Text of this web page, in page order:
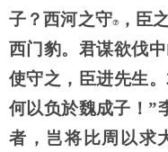
子？西河之守⑦，臣
西门豹。君谋欲伐
使守之，臣进先生
何以负於魏成子！”
者，岂将比周以求